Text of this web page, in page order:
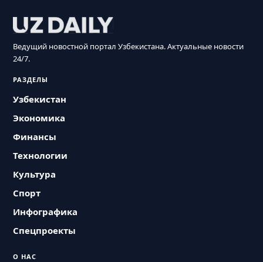
Ведущий новостной портал Узбекистана. Актуальные новости
24/7.
РАЗДЕЛЫ
Узбекистан
Экономика
Финансы
Технологии
Культура
Спорт
Инфографика
Спецпроекты
О НАС